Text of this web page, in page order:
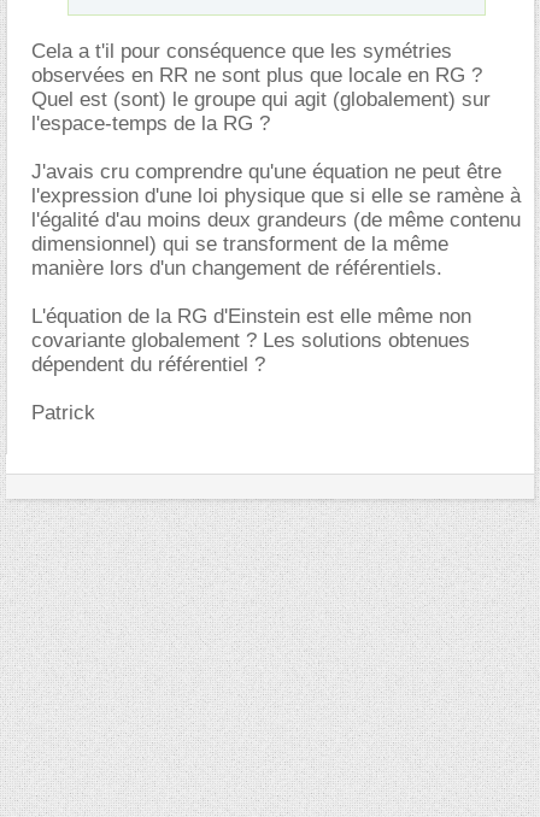
Cela a t'il pour conséquence que les symétries
observées en RR ne sont plus que locale en RG ?
Quel est (sont) le groupe qui agit (globalement) sur
l'espace-temps de la RG ?
J'avais cru comprendre qu'une équation ne peut être
l'expression d'une loi physique que si elle se ramène à
l'égalité d'au moins deux grandeurs (de même contenu
dimensionnel) qui se transforment de la même
manière lors d'un changement de référentiels.
L'équation de la RG d'Einstein est elle même non
covariante globalement ? Les solutions obtenues
dépendent du référentiel ?
Patrick